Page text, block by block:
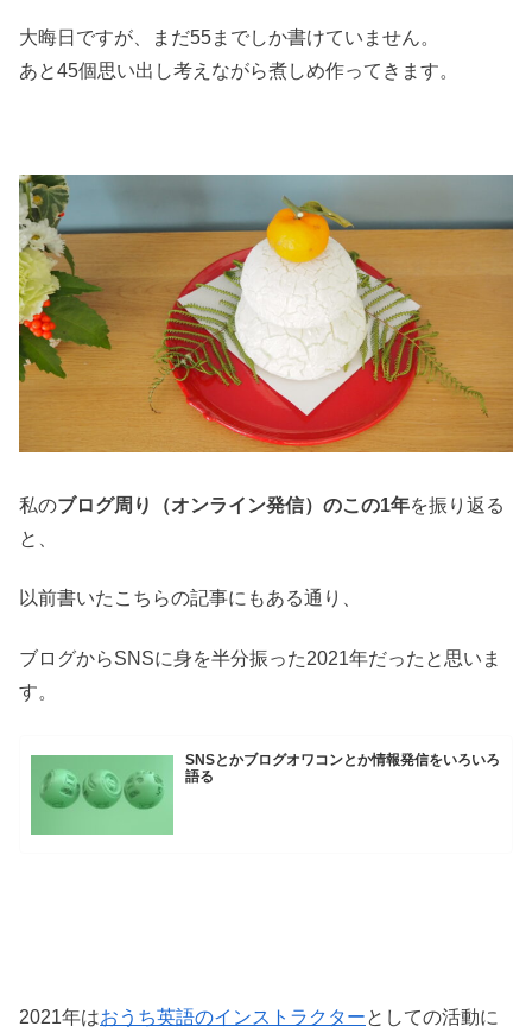
大晦日ですが、まだ55までしか書けていません。
あと45個思い出し考えながら煮しめ作ってきます。
私のブログ周り（オンライン発信）のこの1年を振り返る
と、
以前書いたこちらの記事にもある通り、
ブログからSNSに身を半分振った2021年だったと思いま
す。
SNSとかブログオワコンとか情報発信をいろいろ
語る
2021年はおうち英語のインストラクターとしての活動に